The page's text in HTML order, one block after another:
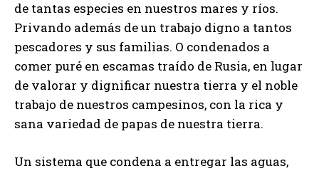
de tantas especies en nuestros mares y ríos.
Privando además de un trabajo digno a tantos
pescadores y sus familias. O condenados a
comer puré en escamas traído de Rusia, en lugar
de valorar y dignificar nuestra tierra y el noble
trabajo de nuestros campesinos, con la rica y
sana variedad de papas de nuestra tierra.
Un sistema que condena a entregar las aguas,